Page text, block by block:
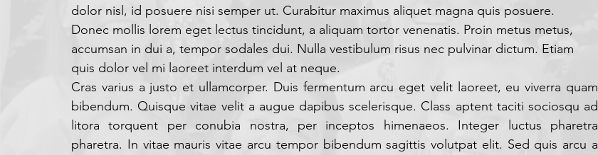
dolor nisl, id posuere nisi semper ut. Curabitur maximus aliquet magna quis posuere.
Donec mollis lorem eget lectus tincidunt, a aliquam tortor venenatis. Proin metus metus,
accumsan in dui a, tempor sodales dui. Nulla vestibulum risus nec pulvinar dictum. Etiam
quis dolor vel mi laoreet interdum vel at neque.
Cras varius a justo et ullamcorper. Duis fermentum arcu eget velit laoreet, eu viverra quam
bibendum. Quisque vitae velit a augue dapibus scelerisque. Class aptent taciti sociosqu ad
litora torquent per conubia nostra, per inceptos himenaeos. Integer luctus pharetra
pharetra. In vitae mauris vitae arcu tempor bibendum sagittis volutpat elit. Sed quis arcu a